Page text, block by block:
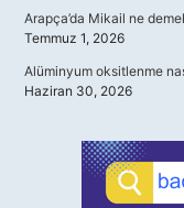
Arapça’da Mikail ne
Temmuz 1, 2026
Alüminyum oksitlenme
Haziran 30, 2026